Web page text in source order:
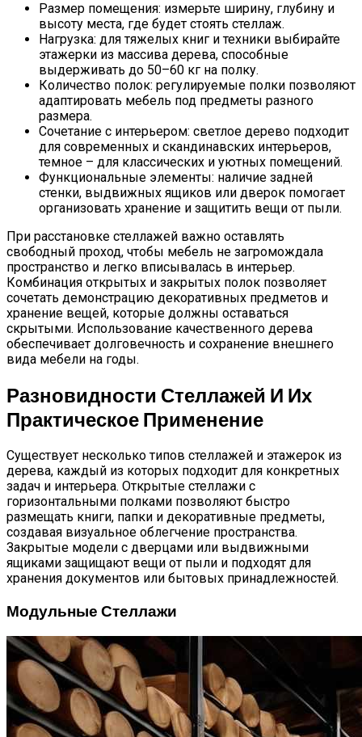
Размер помещения: измерьте ширину, глубину и
высоту места, где будет стоять стеллаж.
Нагрузка: для тяжелых книг и техники выбирайте
этажерки из массива дерева, способные
выдерживать до 50–60 кг на полку.
Количество полок: регулируемые полки позволяют
адаптировать мебель под предметы разного
размера.
Сочетание с интерьером: светлое дерево подходит
для современных и скандинавских интерьеров,
темное – для классических и уютных помещений.
Функциональные элементы: наличие задней
стенки, выдвижных ящиков или дверок помогает
организовать хранение и защитить вещи от пыли.
При расстановке стеллажей важно оставлять
свободный проход, чтобы мебель не загромождала
пространство и легко вписывалась в интерьер.
Комбинация открытых и закрытых полок позволяет
сочетать демонстрацию декоративных предметов и
хранение вещей, которые должны оставаться
скрытыми. Использование качественного дерева
обеспечивает долговечность и сохранение внешнего
вида мебели на годы.
Разновидности Стеллажей И Их
Практическое Применение
Существует несколько типов стеллажей и этажерок из
дерева, каждый из которых подходит для конкретных
задач и интерьера. Открытые стеллажи с
горизонтальными полками позволяют быстро
размещать книги, папки и декоративные предметы,
создавая визуальное облегчение пространства.
Закрытые модели с дверцами или выдвижными
ящиками защищают вещи от пыли и подходят для
хранения документов или бытовых принадлежностей.
Модульные Стеллажи